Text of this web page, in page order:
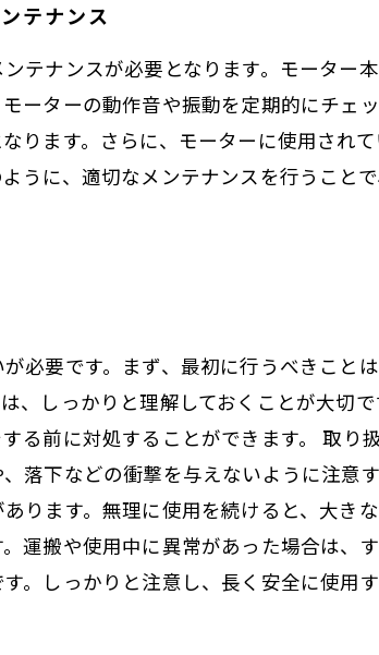
テナンス
テナンスが必要となります。モーター
ーターの動作音や振動を定期的にチェ
ります。さらに、モーターに使用され
うに、適切なメンテナンスを行うこと
必要です。まず、最初に行うべきこと
、しっかりと理解しておくことが大切
る前に対処することができます。 取
落下などの衝撃を与えないように注意
ります。無理に使用を続けると、大き
運搬や使用中に異常があった場合は、
。しっかりと注意し、長く安全に使用